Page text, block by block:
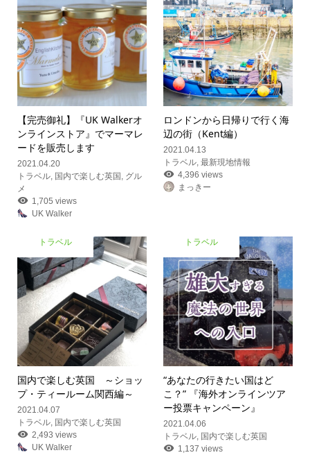
【完売御礼】『UK Walkerオ
ンラインストア』でマーマレ
ードを販売します
2021.04.20
トラベル, 国内で楽しむ英国 , グル
メ
1,705 views
UK Walker
ロンドンから日帰りで行く海
辺の街（Kent編）
2021.04.13
トラベル,最新現地情報
4,396 views
まっきー
トラベル
国内で楽しむ英国 ～ショッ
プ・ティールーム関西編～
2021.04.07
トラベル, 国内で楽しむ英国
2,493 views
UK Walker
トラベル
“あなたの行きたい国はど
こ？”
『海外オンラインツア
ー投票キャンペーン』
2021.04.06
トラベル 国内で楽しむ英国
1,137 views